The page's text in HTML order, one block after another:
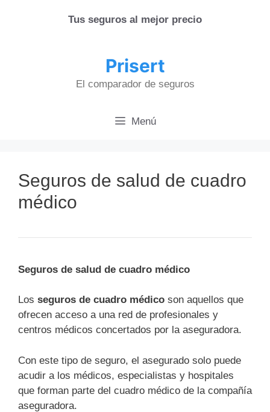
Tus seguros al mejor precio
Prisert
El comparador de seguros
Menú
Seguros de salud de cuadro
médico
Seguros de salud de cuadro médico
Los seguros de cuadro médico son aquellos que
ofrecen acceso a una red de profesionales y
centros médicos concertados por la aseguradora.
Con este tipo de seguro, el asegurado solo puede
acudir a los médicos, especialistas y hospitales
que forman parte del cuadro médico de la compañía
aseguradora.